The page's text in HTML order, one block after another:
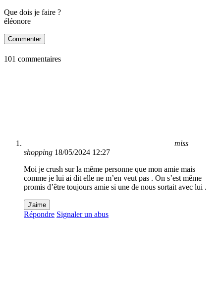
Que dois je faire ?
éléonore
Commenter
101 commentaires
miss
shopping 18/05/2024 12:27
Moi je crush sur la même personne que mon amie mais
comme je lui ai dit elle ne m’en veut pas . On s’est même
promis d’être toujours amie si une de nous sortait avec lui .
J'aime
Répondre Signaler un abus